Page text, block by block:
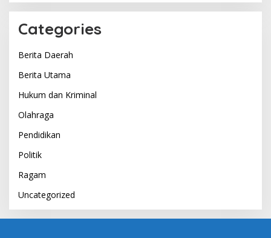
Categories
Berita Daerah
Berita Utama
Hukum dan Kriminal
Olahraga
Pendidikan
Politik
Ragam
Uncategorized